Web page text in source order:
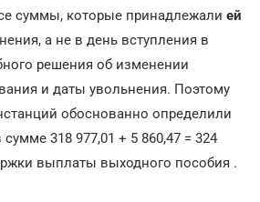
суммы, которые принадлежали ей
а не в день вступления в
решения об изменении
и даты увольнения. Поэтому
обоснованно определили
318 977,01 + 5 860,47 = 324
выплаты выходного пособия .